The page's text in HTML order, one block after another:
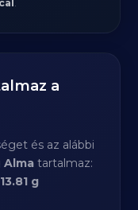
.
a
és az alábbi
Alma tartalmaz:
13.81 g